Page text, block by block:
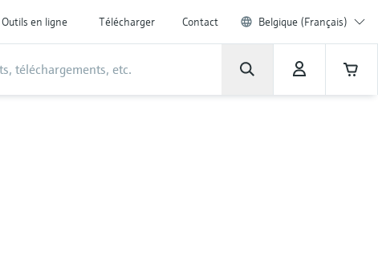
Outils en ligne Télécharger Contact Belgique (Français)